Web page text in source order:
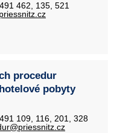
462, 135, 521
procedur
pobyty
109, 116, 201, 328